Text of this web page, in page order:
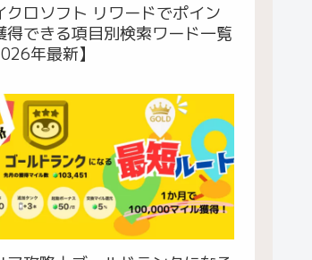
クロソフト リワードでポイン
得できる項目別検索ワード一覧
年最新】